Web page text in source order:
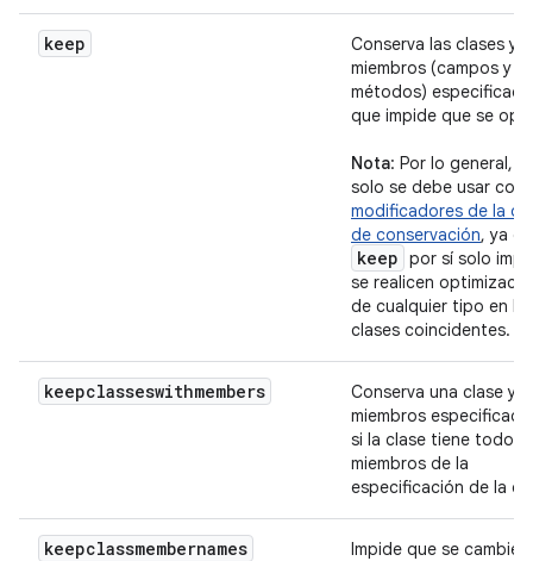
keep
Conserva las clases y
miembros (campos y
métodos)
que impide que se
Nota: Por lo general,
solo se debe usar con
modificadores de la
de conservación, ya
keep por sí solo
se realicen
de cualquier tipo en las
clases coincidentes.
keepclasseswithmembers
Conserva una clase y
miembros
si la clase tiene todos
miembros de la
especificación de la
keepclassmembernames
Impide que se cambie